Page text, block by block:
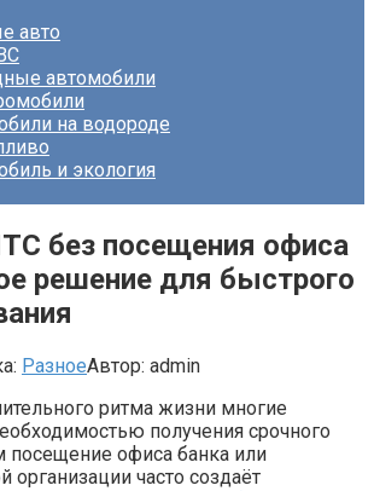
авто
автомобили
на водороде
и экология
без посещения офиса
решение для быстрого
РазноеАвтор: admin
ритма жизни многие
получения срочного
посещение офиса банка или
организации часто создаёт